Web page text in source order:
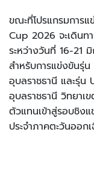
ขณะที่โปรแกรมการ
Cup 2026 จะเดินท
ระหว่างวันที่ 16-21
สำหรับการแข่งขันรุ่น
อุบลราชธานี และรุ่น
อุบลราชธานี วิทยา
ตัวแทนเข้าสู่รอบชิงแ
ประจำภาคตะวันออ